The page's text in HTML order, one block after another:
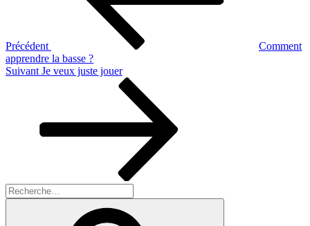
Précédent
Comment
apprendre la basse ?
Article
Suivant Je veux juste jouer
Recherche
pour